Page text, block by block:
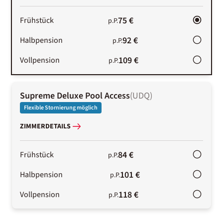
Frühstück p.P.75 €
Halbpension p.P.92 €
Vollpension p.P.109 €
Supreme Deluxe Pool Access(UDQ)
Flexible Stornierung möglich
ZIMMERDETAILS
Frühstück p.P.84 €
Halbpension p.P.101 €
Vollpension p.P.118 €